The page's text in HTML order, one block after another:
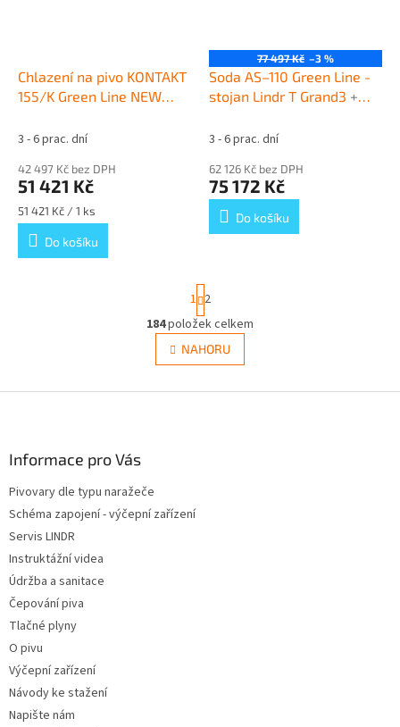
Chlazení na pivo KONTAKT
155/K Green Line NEW
Dárek zdarma
3 - 6 prac. dní
42 497 Kč bez DPH
51 421 Kč
Měrná
cena:
51 421 Kč / 1 ks
Do košíku
77 497 Kč –3 %
Soda AS–110 Green Line -
stojan Lindr T Grand3 +
3 - 6 prac. dní
62 126 Kč bez DPH
75 172 Kč
Do košíku
O
v
l
S
t
r
á
n
k
v
1 2
184položek celkem
NAHORU
Informace pro Vás
Pivovary dle typu naražeče
Schéma zapojení - výčepní zařízení
Servis LINDR
Instruktážní videa
Údržba a sanitace
Čepování piva
Tlačné plyny
O pivu
Výčepní zařízení
Návody ke stažení
Napište nám